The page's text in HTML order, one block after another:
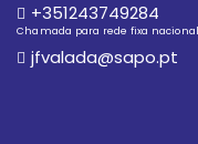
+351243749284
Chamada para rede fixa nacional
jfvalada@sapo.pt